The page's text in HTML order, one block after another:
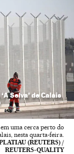
Selva’ de Calais
uma cerca perto do
nesta quarta-feira.
(REUTERS) /
REUTERS-QUALITY